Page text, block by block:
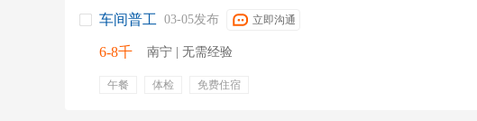
车间普工 03-05发布 立即沟通
6-8千 南宁 | 无需经验
午餐 体检 免费住宿